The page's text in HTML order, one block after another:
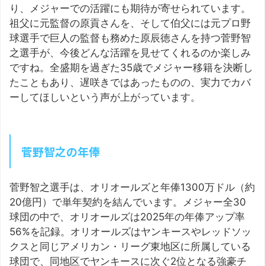
り、メジャーでの活躍にも期待が寄せられています。
祖父に元監督の原貢さんを、そして伯父には元プロ野
球選手で巨人の監督も務めた原辰徳さんを持つ菅野智
之選手が、今後どんな活躍を見せてくれるのか楽しみ
ですね。全盛期を過ぎた35歳でメジャー移籍を決断し
たこともあり、遅咲きではあったものの、実力でカバ
ーしてほしいという声が上がっています。
菅野智之の年俸
菅野智之選手は、オリオールズと年俸1300万ドル（約
20億円）で単年契約を結んでいます。メジャー全30
球団の中で、オリオールズは2025年の年俸アップ率
56%を記録。オリオールズはヤンキースやレッドソッ
クスと同じアメリカン・リーグ東地区に所属している
球団で、同地区でヤンキースに次ぐ2位となる強豪チ